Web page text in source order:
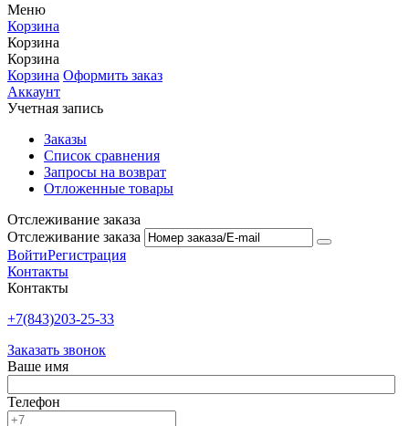
Меню
Корзина
Корзина
Корзина
Корзина Оформить заказ
Аккаунт
Учетная запись
Заказы
Список сравнения
Запросы на возврат
Отложенные товары
Отслеживание заказа
Отслеживание заказа
ВойтиРегистрация
Контакты
Контакты
+7(843)203-25-33
Заказать звонок
Ваше имя
Телефон